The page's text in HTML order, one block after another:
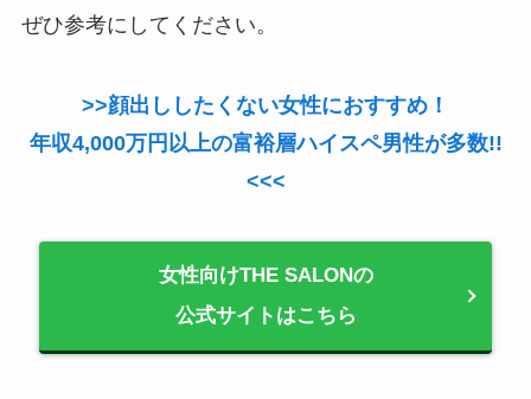
ぜひ参考にしてください。
>>顔出ししたくない女性におすすめ！
年収4,000万円以上の富裕層ハイスペ男性が多数!!
<<<
女性向けTHE SALONの
公式サイトはこちら